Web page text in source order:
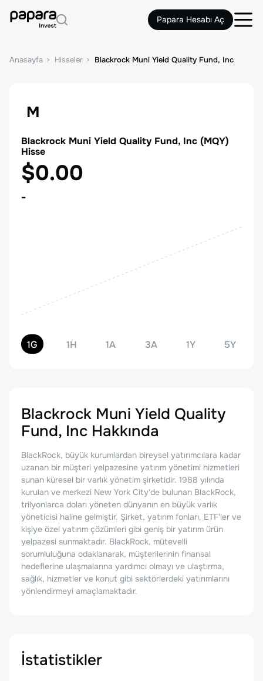
Papara Hesabı Aç
Anasayfa Hisseler Blackrock Muni Yield Quality Fund, Inc
M
Blackrock Muni Yield Quality Fund, Inc (MQY)
Hisse
$0.00
-
1G 1H 1A 3A 1Y 5Y
Blackrock Muni Yield Quality
Fund, Inc Hakkında
BlackRock, büyük kurumlardan bireysel yatırımcılara kadar
uzanan bir müşteri yelpazesine yatırım yönetimi hizmetleri
sunan küresel bir varlık yönetim şirketidir. 1988 yılında
kurulan ve merkezi New York City'de bulunan BlackRock,
trilyonlarca doları yöneten dünyanın en büyük varlık
yöneticisi haline gelmiştir. Şirket, yatırım fonları, ETF'ler ve
kişiye özel yatırım çözümleri gibi geniş bir yatırım ürün
yelpazesi sunmaktadır. BlackRock, mütevelli
sorumluluğuna odaklanarak, müşterilerinin finansal
hedeflerine ulaşmalarına yardımcı olmayı ve ulaştırma,
sağlık, hizmetler ve konut gibi sektörlerdeki yatırımlarını
yönlendirmeyi amaçlamaktadır.
İstatistikler